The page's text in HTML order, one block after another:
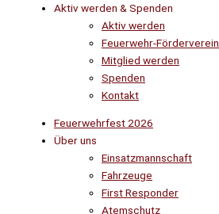
Aktiv werden & Spenden
Aktiv werden
Feuerwehr-Förderverein
Mitglied werden
Spenden
Kontakt
Feuerwehrfest 2026
Über uns
Einsatzmannschaft
Fahrzeuge
First Responder
Atemschutz